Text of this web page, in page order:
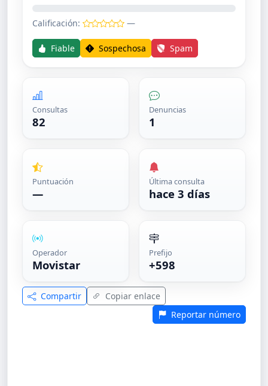
Calificación: —
Fiable Sospechosa Spam
Consultas
82
Denuncias
1
Puntuación
—
Última consulta
hace 3 días
Operador
Movistar
Prefijo
+598
Compartir
Copiar enlace
Reportar número